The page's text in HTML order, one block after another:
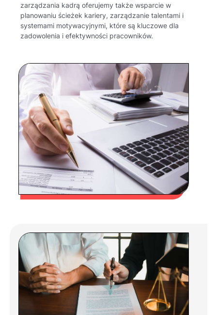
zarządzania kadrą oferujemy także wsparcie w
planowaniu ścieżek kariery, zarządzanie talentami i
systemami motywacyjnymi, które są kluczowe dla
zadowolenia i efektywności pracowników.